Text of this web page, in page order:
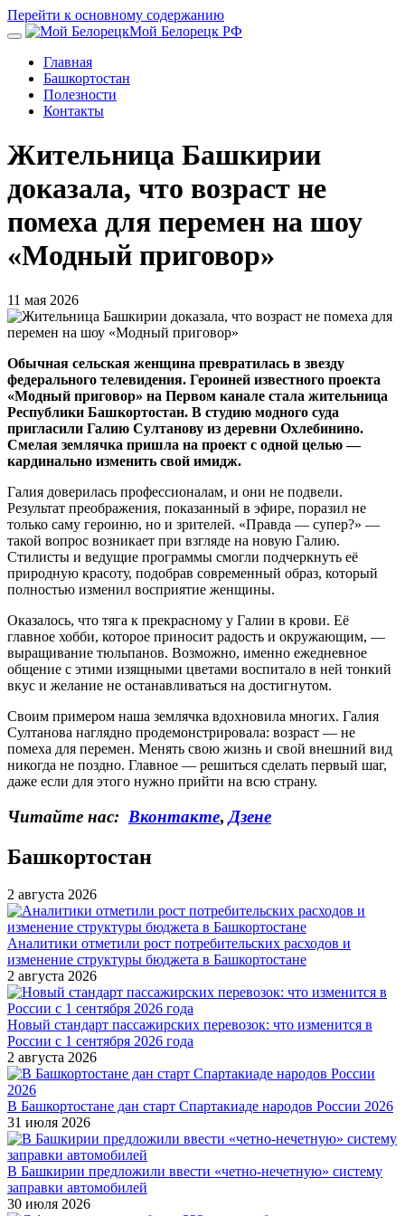
Перейти к основному содержанию
Мой Белорецк РФ
Главная
Башкортостан
Полезности
Контакты
Жительница Башкирии
доказала, что возраст не
помеха для перемен на шоу
«Модный приговор»
11 мая 2026
Обычная сельская женщина превратилась в звезду
федерального телевидения. Героиней известного проекта
«Модный приговор» на Первом канале стала жительница
Республики Башкортостан. В студию модного суда
пригласили Галию Султанову из деревни Охлебинино.
Смелая землячка пришла на проект с одной целью —
кардинально изменить свой имидж.
Галия доверилась профессионалам, и они не подвели.
Результат преображения, показанный в эфире, поразил не
только саму героиню, но и зрителей. «Правда — супер?» —
такой вопрос возникает при взгляде на новую Галию.
Стилисты и ведущие программы смогли подчеркнуть её
природную красоту, подобрав современный образ, который
полностью изменил восприятие женщины.
Оказалось, что тяга к прекрасному у Галии в крови. Её
главное хобби, которое приносит радость и окружающим, —
выращивание тюльпанов. Возможно, именно ежедневное
общение с этими изящными цветами воспитало в ней тонкий
вкус и желание не останавливаться на достигнутом.
Своим примером наша землячка вдохновила многих. Галия
Султанова наглядно продемонстрировала: возраст — не
помеха для перемен. Менять свою жизнь и свой внешний вид
никогда не поздно. Главное — решиться сделать первый шаг,
даже если для этого нужно прийти на всю страну.
Читайте нас: Вконтакте, Дзене
Башкортостан
2 августа 2026
Аналитики отметили рост потребительских расходов и
изменение структуры бюджета в Башкортостане
2 августа 2026
Новый стандарт пассажирских перевозок: что изменится в
России с 1 сентября 2026 года
2 августа 2026
В Башкортостане дан старт Спартакиаде народов России 2026
31 июля 2026
В Башкирии предложили ввести «четно-нечетную» систему
заправки автомобилей
30 июля 2026